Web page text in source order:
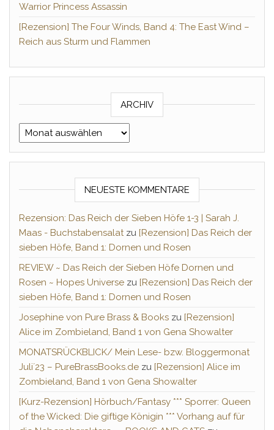
Warrior Princess Assassin
[Rezension] The Four Winds, Band 4: The East Wind –
Reich aus Sturm und Flammen
ARCHIV
Archiv
NEUESTE KOMMENTARE
Rezension: Das Reich der Sieben Höfe 1-3 | Sarah J.
Maas - Buchstabensalatzu [Rezension] Das Reich der
sieben Höfe, Band 1: Dornen und Rosen
REVIEW ~ Das Reich der Sieben Höfe Dornen und
Rosen ~ Hopes Universe zu [Rezension] Das Reich der
sieben Höfe, Band 1: Dornen und Rosen
Josephine von Pure Brass & Books zu [Rezension]
Alice im Zombieland, Band 1 von Gena Showalter
MONATSRÜCKBLICK/ Mein Lese- bzw. Bloggermonat
Juli´23 – PureBrassBooks.de zu [Rezension] Alice im
Zombieland, Band 1 von Gena Showalter
[Kurz-Rezension] Hörbuch/Fantasy *** Sporrer: Queen
of the Wicked: Die giftige Königin *** Vorhang auf für